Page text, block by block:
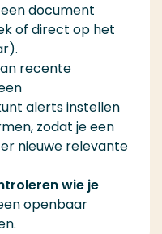
document
of direct op het
recente
alerts instellen
zodat je een
nieuwe relevante
wie je
openbaar